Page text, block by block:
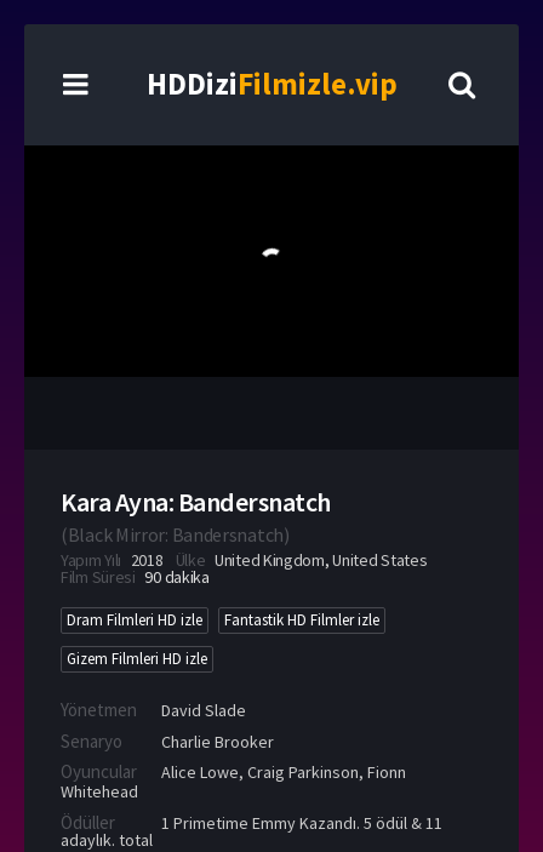
HDDiziFilmizle.vip
Kara Ayna: Bandersnatch
(Black Mirror: Bandersnatch)
Yapım Yılı 2018 Ülke United Kingdom,United States
Film Süresi 90 dakika
Dram Filmleri HD izle
Fantastik HD Filmler izle
Gizem Filmleri HD izle
Yönetmen David Slade
Senaryo Charlie Brooker
Oyuncular Alice Lowe, Craig Parkinson, Fionn
Whitehead
Ödüller 1 Primetime Emmy Kazandı. 5 ödül & 11
adaylık. total